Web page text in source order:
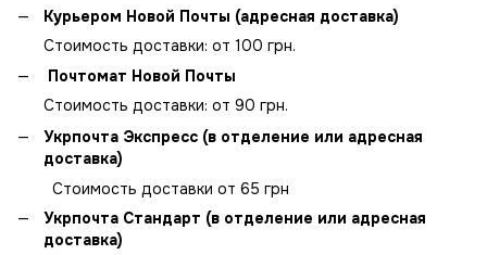
Курьером Новой Почты (адресная доставка)
Стоимость доставки: от 100 грн.
Почтомат Новой Почты
Стоимость доставки: от 90 грн.
Укрпочта Экспресс (в отделение или адресная
доставка)
Стоимость доставки от 65 грн
Укрпочта Стандарт (в отделение или адресная
доставка)